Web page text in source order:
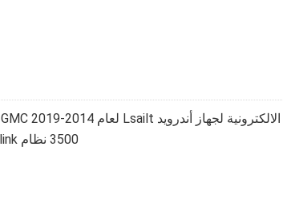
3500 نظام Intellilink مع Carplay